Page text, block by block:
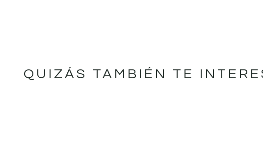
QUIZÁS TAMBIÉN TE